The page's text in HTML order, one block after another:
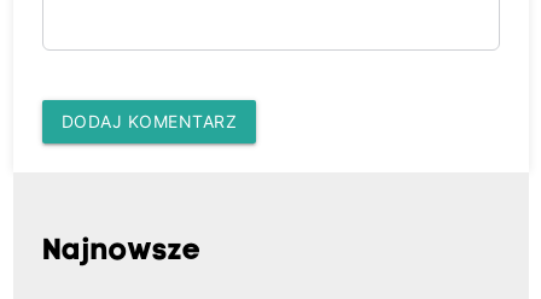
DODAJ KOMENTARZ
Najnowsze